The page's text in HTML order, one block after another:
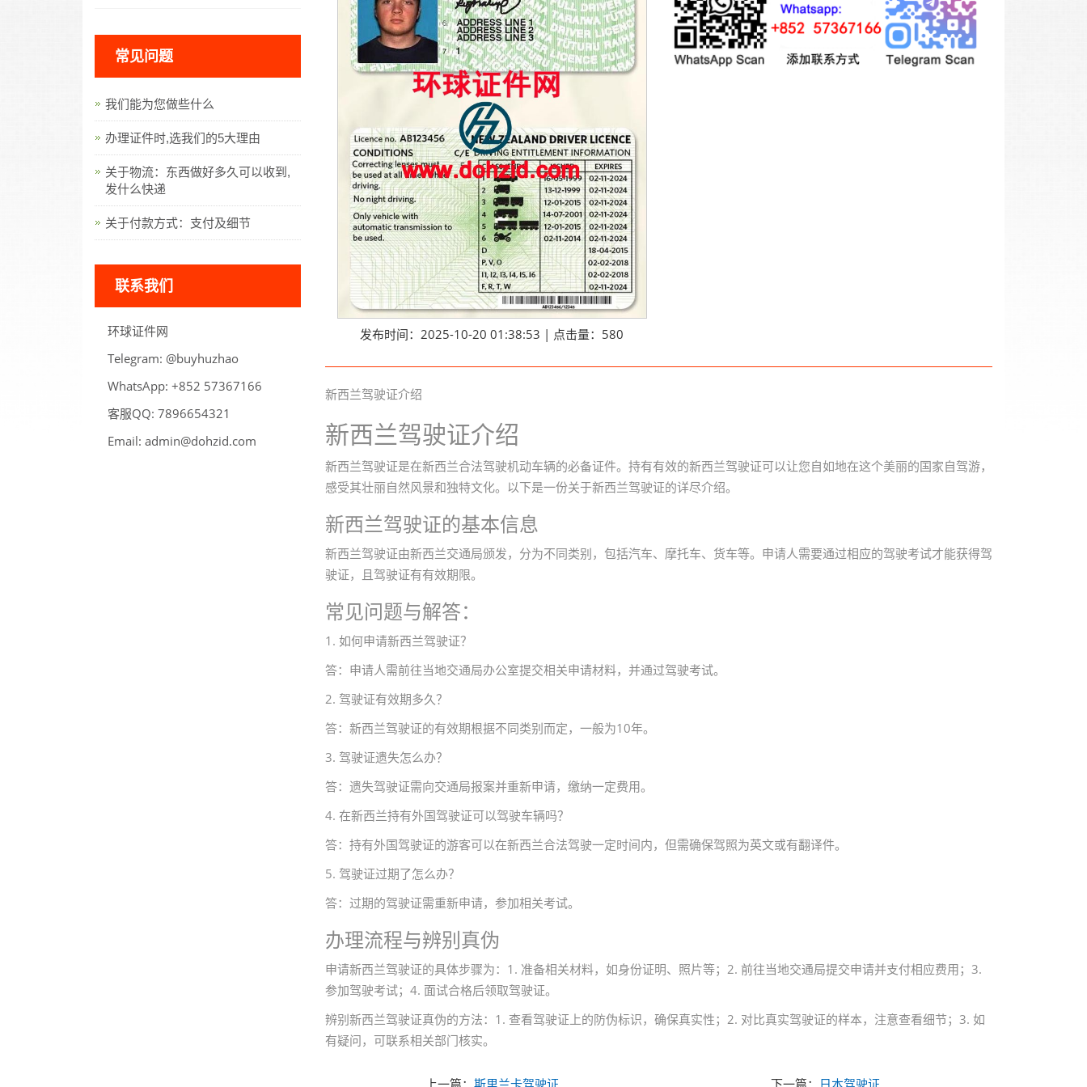
发布时间：2025-10-20 01:38:53 | 点击量：580
新西兰驾驶证介绍
新西兰驾驶证介绍
新西兰驾驶证是在新西兰合法驾驶机动车辆的必备证件。持有有效的新西兰驾驶证可以让您自如地在这个美丽的国家自驾游，
感受其壮丽自然风景和独特文化。以下是一份关于新西兰驾驶证的详尽介绍。
新西兰驾驶证的基本信息
新西兰驾驶证由新西兰交通局颁发，分为不同类别，包括汽车、摩托车、货车等。申请人需要通过相应的驾驶考试才能获得驾
驶证，且驾驶证有有效期限。
常见问题与解答：
1. 如何申请新西兰驾驶证？
答：申请人需前往当地交通局办公室提交相关申请材料，并通过驾驶考试。
2. 驾驶证有效期多久？
答：新西兰驾驶证的有效期根据不同类别而定，一般为10年。
3. 驾驶证遗失怎么办？
答：遗失驾驶证需向交通局报案并重新申请，缴纳一定费用。
4. 在新西兰持有外国驾驶证可以驾驶车辆吗？
答：持有外国驾驶证的游客可以在新西兰合法驾驶一定时间内，但需确保驾照为英文或有翻译件。
5. 驾驶证过期了怎么办？
答：过期的驾驶证需重新申请，参加相关考试。
办理流程与辨别真伪
申请新西兰驾驶证的具体步骤为：1. 准备相关材料，如身份证明、照片等；2. 前往当地交通局提交申请并支付相应费用；3.
参加驾驶考试；4. 面试合格后领取驾驶证。
辨别新西兰驾驶证真伪的方法：1. 查看驾驶证上的防伪标识，确保真实性；2. 对比真实驾驶证的样本，注意查看细节；3. 如
有疑问，可联系相关部门核实。
上一篇： 斯里兰卡驾驶证 下一篇： 日本驾驶证
常见问题
我们能为您做些什么
办理证件时,选我们的5大理由
关于物流：东西做好多久可以收到,
发什么快递
关于付款方式：支付及细节
联系我们
环球证件网
Telegram: oahzuhyub@
WhatsApp: 66176375 258+
客服QQ:
123456
7896
Email: admin@dohzid.com